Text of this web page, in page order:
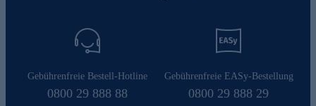
Gebührenfreie Bestell-Hotline
0800 29 888 88
Gebührenfreie EASy-Bestellung
0800 29 888 29